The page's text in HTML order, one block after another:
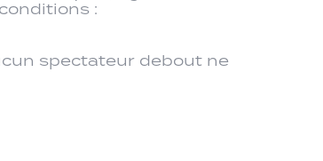
:
spectateur debout ne